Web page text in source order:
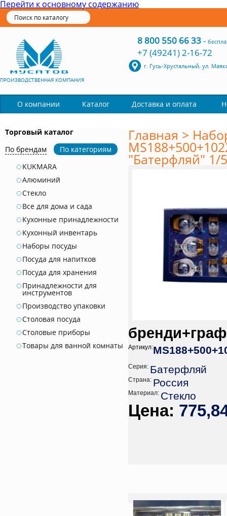
Перейти к основному содержанию
ПРОИЗВОДСТВЕННАЯ КОМПАНИЯ
8 800 550 66 33-
+7 (49241) 2-16-72
г. Гусь-Хрустальный, ул.
О компании Каталог Доставка и оплата
Торговый каталог
По брендам
По категориям
KUKMARA
Алюминий
Стекло
Все для дома и сада
Кухонные принадлежности
Кухонный инвентарь
Наборы посуды
Посуда для напитков
Посуда для хранения
Принадлежности для
инструментов
Производство упаковки
Столовая посуда
Столовые приборы
Товары для ванной комнаты
Главная >
"Батерфляй" 1/5
Артикул:
Серия: Батерфляй
Страна: Россия
Материал: Стекло